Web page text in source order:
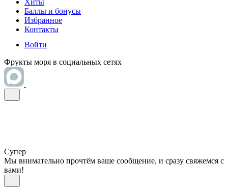
Хиты
Баллы и бонусы
Избранное
Контакты
Войти
Фрукты моря в социальных сетях
Супер
Мы внимательно прочтём ваше сообщение, и сразу свяжемся с
вами!